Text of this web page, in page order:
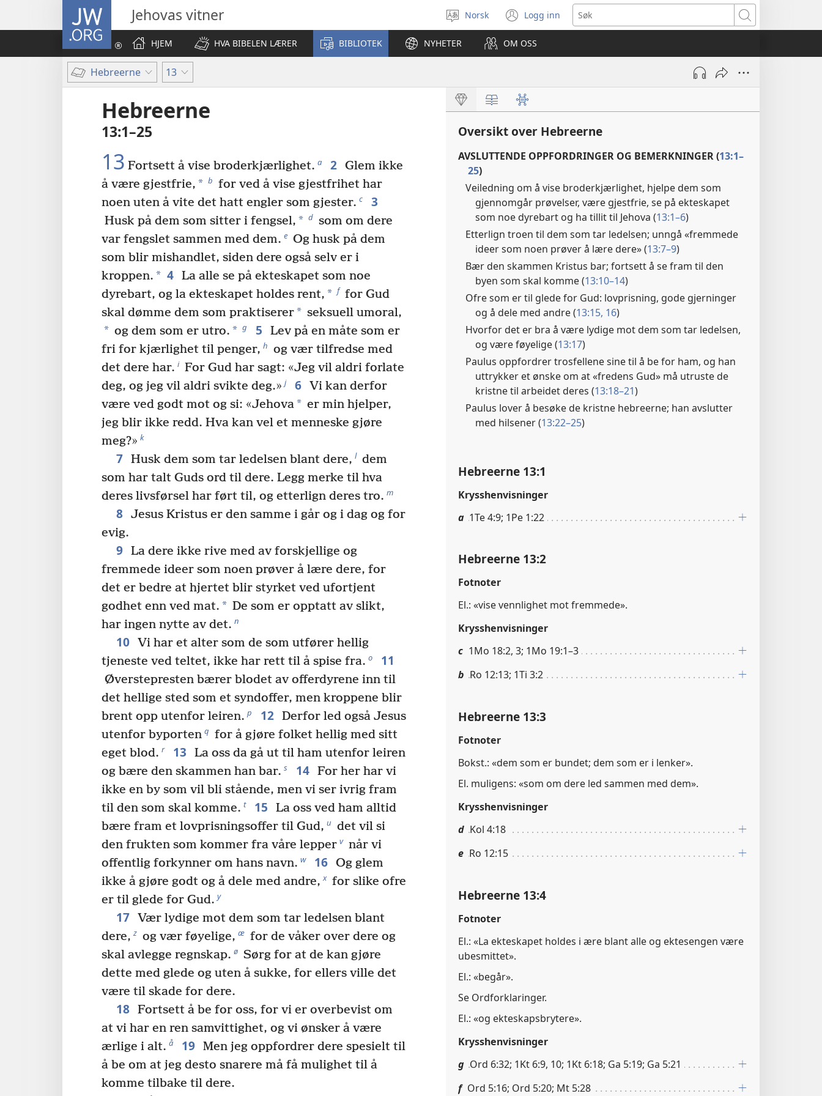
JW.ORG Jehovas vitner
Velg
språk
Norsk Logg inn
(åpner
nytt
vindu)
Søk
HJEM
HVA BIBELEN LÆRER BIBLIOTEK NYHETER OM OSS
Hebreerne 13
Hebreerne
13:1–25
13 Fortsett å vise broderkjærlighet. a 2 Glem ikke
å være gjestfrie, * b for ved å vise gjestfrihet har
noen uten å vite det hatt engler som gjester. c 3
Husk på dem som sitter i fengsel, * d som om dere
var fengslet sammen med dem. e Og husk på dem
som blir mishandlet, siden dere også selv er i
kroppen. * 4 La alle se på ekteskapet som noe
dyrebart, og la ekteskapet holdes rent, * f for Gud
skal dømme dem som praktiserer* seksuell umoral,
* og dem som er utro. * g 5
Lev på en måte som er
fri for kjærlighet til penger, h og vær tilfredse med
det dere har. i For Gud har sagt: «Jeg vil aldri forlate
deg, og jeg vil aldri svikte deg.» j 6 Vi kan derfor
være ved godt mot og si: «Jehova* er min hjelper,
jeg blir ikke redd. Hva kan vel et menneske gjøre
meg?» k
7 Husk dem som tar ledelsen blant dere, l dem
som har talt Guds ord til dere. Legg merke til hva
deres livsførsel har ført til, og etterlign deres tro. m
8 Jesus Kristus er den samme i går og i dag og for
evig.
9 La dere ikke rive med av forskjellige og
fremmede ideer som noen prøver å lære dere, for
det er bedre at hjertet blir styrket ved ufortjent
godhet enn ved mat. * De som er opptatt av slikt,
har ingen nytte av det. n
10 Vi har et alter som de som utfører hellig
tjeneste ved teltet, ikke har rett til å spise fra. o 11
Øverstepresten bærer blodet av offerdyrene inn til
det hellige sted som et syndoffer, men kroppene blir
brent opp utenfor leiren. p 12 Derfor led også Jesus
utenfor byporten q for å gjøre folket hellig med sitt
eget blod. r 13
La oss da gå ut til ham utenfor leiren
og bære den skammen han bar. s 14 For her har vi
ikke en by som vil bli stående, men vi ser ivrig fram
til den som skal komme. t 15
La oss ved ham alltid
bære fram et lovprisningsoffer til Gud, u det vil si
den frukten som kommer fra våre lepper v når vi
offentlig forkynner om hans navn. w 16 Og glem
ikke å gjøre godt og å dele med andre, x for slike ofre
er til glede for Gud. y
17 Vær lydige mot dem som tar ledelsen blant
dere, z og vær føyelige, æ for de våker over dere og
skal avlegge regnskap. ø Sørg for at de kan gjøre
dette med glede og uten å sukke, for ellers ville det
være til skade for dere.
18 Fortsett å be for oss, for vi er overbevist om
at vi har en ren samvittighet, og vi ønsker å være
ærlige i alt. å 19 Men jeg oppfordrer dere spesielt til
å be om at jeg desto snarere må få mulighet til å
komme tilbake til dere.
Oversikt over Hebreerne
AVSLUTTENDE OPPFORDRINGER OG BEMERKNINGER (13:1–
25)
Veiledning om å vise broderkjærlighet, hjelpe dem som
gjennomgår prøvelser, være gjestfrie, se på ekteskapet
som noe dyrebart og ha tillit til Jehova (13:1–6)
Etterlign troen til dem som tar ledelsen; unngå «fremmede
ideer som noen prøver å lære dere» (13:7–9)
Bær den skammen Kristus bar; fortsett å se fram til den
byen som skal komme (13:10–14)
Ofre som er til glede for Gud: lovprisning, gode gjerninger
og å dele med andre (13:15, 16)
Hvorfor det er bra å være lydige mot dem som tar ledelsen,
og være føyelige (13:17)
Paulus oppfordrer trosfellene sine til å be for ham, og han
uttrykker et ønske om at «fredens Gud» må utruste de
kristne til arbeidet deres (13:18–21)
Paulus lover å besøke de kristne hebreerne; han avslutter
med hilsener (13:22–25)
Hebreerne 13:1
Krysshenvisninger
a 1Te 4:9; 1Pe 1:22
Hebreerne 13:2
Fotnoter
El.: «vise vennlighet mot fremmede».
Krysshenvisninger
c 1Mo 18:2, 3; 1Mo 19:1–3
b Ro 12:13; 1Ti 3:2
Hebreerne 13:3
Fotnoter
Bokst.: «dem som er bundet; dem som er i lenker».
El. muligens: «som om dere led sammen med dem».
Krysshenvisninger
d Kol 4:18
e Ro 12:15
Hebreerne 13:4
Fotnoter
El.: «La ekteskapet holdes i ære blant alle og ektesengen være
ubesmittet».
El.: «begår».
Se Ordforklaringer.
El.: «og ekteskapsbrytere».
Krysshenvisninger
g Ord 6:32; 1Kt 6:9, 10; 1Kt 6:18; Ga 5:19; Ga 5:21
f Ord 5:16; Ord 5:20; Mt 5:28